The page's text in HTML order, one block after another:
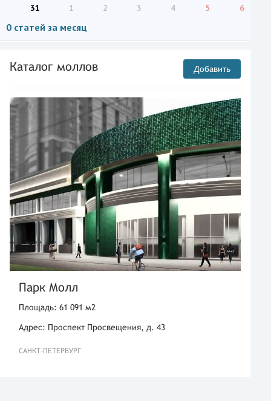
31
1 2 3 4 5 6
0 статей за месяц
Каталог моллов Добавить
Парк Молл
Площадь: 61 091 м2
Адрес: Проспект Просвещения, д. 43
САНКТ-ПЕТЕРБУРГ